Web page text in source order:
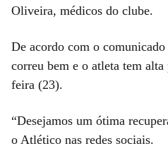
Oliveira, médicos do clube.
De acordo com o
correu bem e o atleta tem
feira (23).
“Desejamos um ótima
o Atlético nas redes sociais.